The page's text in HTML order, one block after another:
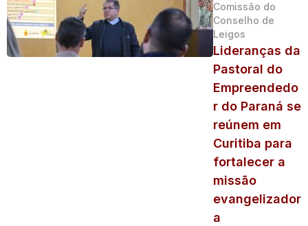
Comissão do
Conselho de
Leigos
Lideranças da
Pastoral do
Empreendedo
r do Paraná se
reúnem em
Curitiba para
fortalecer a
missão
evangelizador
a